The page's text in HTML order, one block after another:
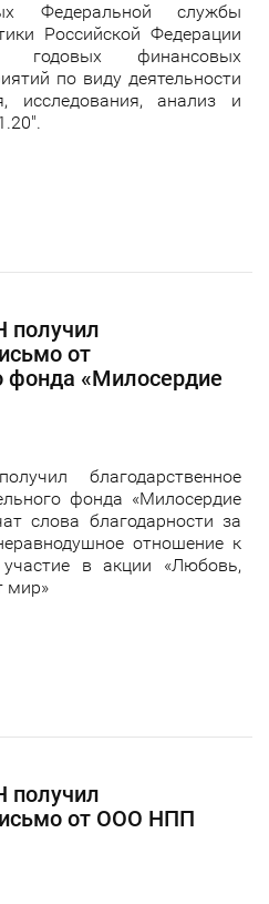
Федеральной службы
Российской Федерации
годовых финансовых
по виду деятельности
исследования, анализ и
получил
от
фонда «Милосердие
благодарственное
фонда «Милосердие
слова благодарности за
отношение к
в акции «Любовь,
мир»
получил
от ООО НПП